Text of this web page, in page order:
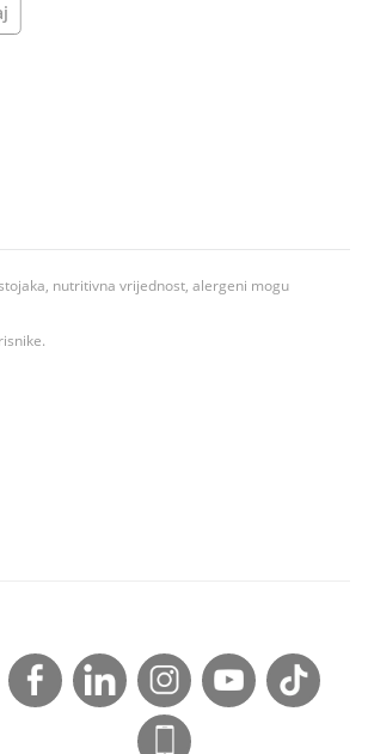
nutritivna vrijednost, alergeni mogu